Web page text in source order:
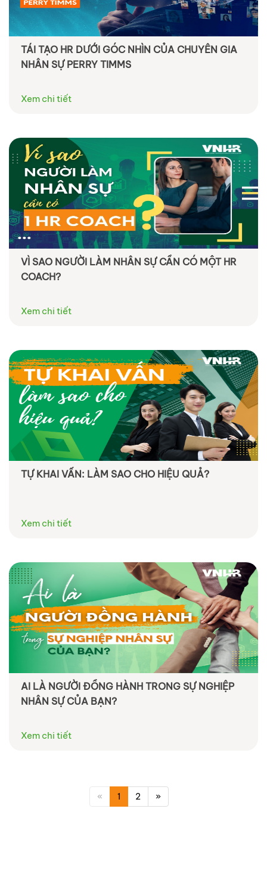
TÁI TẠO HR DƯỚI GÓC NHÌN CỦA CHUYÊN GIA
NHÂN SỰ PERRY TIMMS
Xem chi tiết
VÌ SAO NGƯỜI LÀM NHÂN SỰ CẦN CÓ MỘT HR
COACH?
Xem chi tiết
TỰ KHAI VẤN: LÀM SAO CHO HIỆU QUẢ?
Xem chi tiết
AI LÀ NGƯỜI ĐỒNG HÀNH TRONG SỰ NGHIỆP
NHÂN SỰ CỦA BẠN?
Xem chi tiết
« 1 2 »